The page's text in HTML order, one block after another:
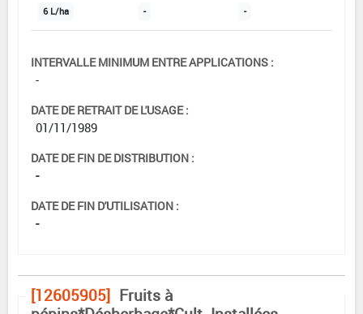
6 L/ha - -
INTERVALLE MINIMUM ENTRE APPLICATIONS :
-
DATE DE RETRAIT DE L'USAGE :
01/11/1989
DATE DE FIN DE DISTRIBUTION :
-
DATE DE FIN D'UTILISATION :
-
[12605905] Fruits à